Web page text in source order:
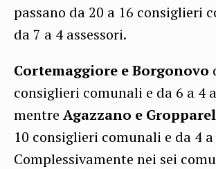
passano da 20 a 16 consiglieri
da 7 a 4 assessori.
Cortemaggiore e Borgonovo
consiglieri comunali e da 6 a 4
mentre Agazzano e
10 consiglieri comunali e da 4 a
Complessivamente nei sei